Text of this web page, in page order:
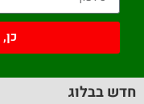
חדש בבלוג